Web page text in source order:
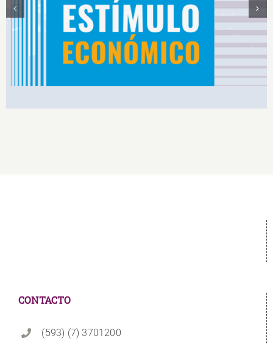
Estímulos Económicos para Deportistas de Alto
Rendimiento IS2026
CONTACTO
(593) (7) 3701200